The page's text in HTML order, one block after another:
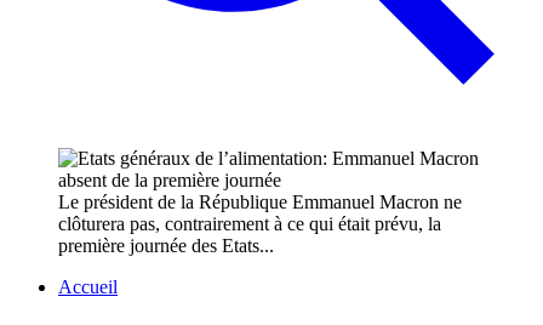
Le président de la République Emmanuel Macron ne
clôturera pas, contrairement à ce qui était prévu, la
première journée des Etats...
Accueil